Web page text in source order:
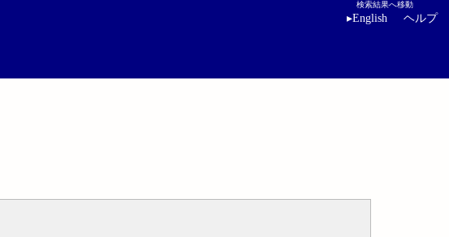
検索結果へ移動
▸English ヘルプ